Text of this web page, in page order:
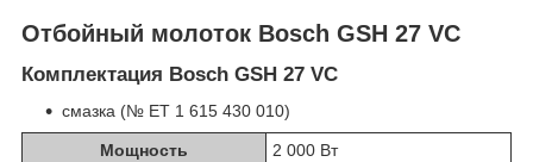
Отбойный молоток Bosch GSH 27 VC
Комплектация Bosch GSH 27 VC
смазка (№ ET 1 615 430 010)
Мощность
2 000 Вт